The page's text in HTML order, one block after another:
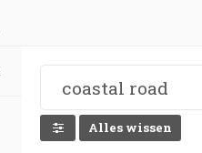
Alles wissen